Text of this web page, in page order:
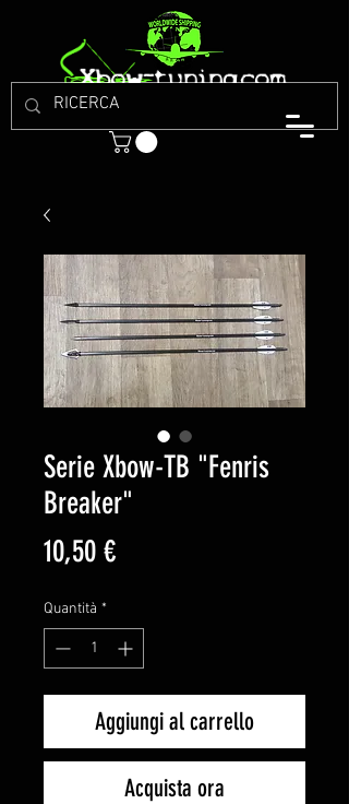
Serie Xbow-TB "Fenris
Breaker"
10,50 €Prezzo
Quantità *
Aggiungi al carrello
Acquista ora